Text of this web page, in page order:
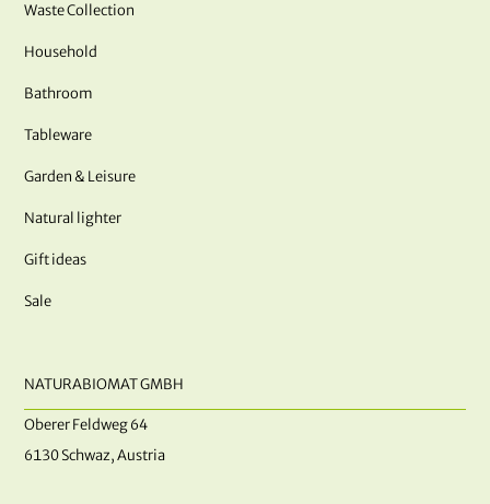
Waste Collection
Household
Bathroom
Tableware
Garden & Leisure
Natural lighter
Gift ideas
Sale
NATURABIOMAT GMBH
Oberer Feldweg 64
6130 Schwaz, Austria